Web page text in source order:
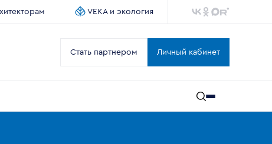
VEKA и экология
Стать партнером Личный кабинет